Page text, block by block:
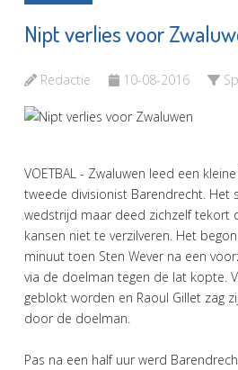
Nipt verlies voor
Redactie 10-08-2016
VOETBAL - Zwaluwen leed een
tweede divisionist Barendrecht. Het
wedstrijd maar deed zichzelf tekort
kansen niet te verzilveren. Het
minuut toen Sten Wever na een
via de doelman tegen de lat kopte.
geblokt worden en Raoul Gillet zag
door de doelman.
Pas na een half uur werd